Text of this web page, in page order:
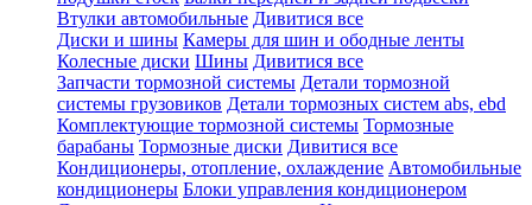
Втулки автомобильные Дивитися все
Диски и шины Камеры для шин и ободные ленты
Колесные диски Шины Дивитися все
Запчасти тормозной системы Детали тормозной
системы грузовиков Детали тормозных систем abs, ebd
Комплектующие тормозной системы Тормозные
барабаны Тормозные диски Дивитися все
Кондиционеры, отопление, охлаждение Автомобильные
кондиционеры Блоки управления кондиционером